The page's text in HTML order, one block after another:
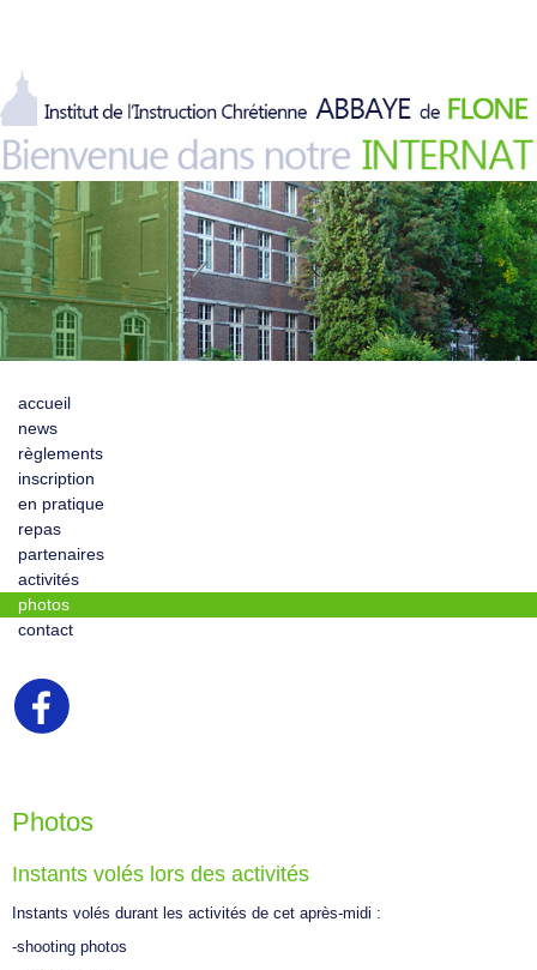
accueil
news
règlements
inscription
en pratique
repas
partenaires
activités
photos
contact
Photos
Instants volés lors des activités
Instants volés durant les activités de cet après-midi :
-shooting photos